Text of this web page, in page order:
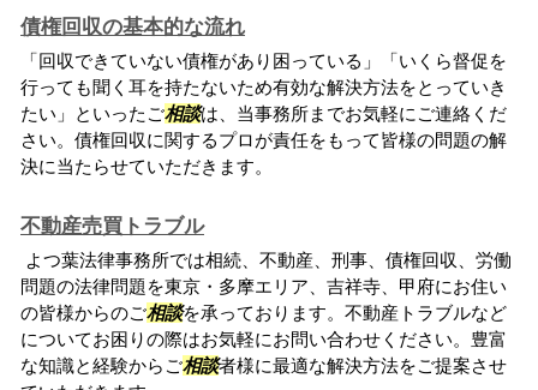
債権回収の基本的な流れ
「回収できていない債権があり困っている」「いくら督促を
行っても聞く耳を持たないため有効な解決方法をとっていき
たい」といったご相談は、当事務所までお気軽にご連絡くだ
さい。債権回収に関するプロが責任をもって皆様の問題の解
決に当たらせていただきます。
不動産売買トラブル
よつ葉法律事務所では相続、不動産、刑事、債権回収、労働
問題の法律問題を東京・多摩エリア、吉祥寺、甲府にお住い
の皆様からのご相談を承っております。不動産トラブルなど
についてお困りの際はお気軽にお問い合わせください。豊富
な知識と経験からご相談者様に最適な解決方法をご提案させ